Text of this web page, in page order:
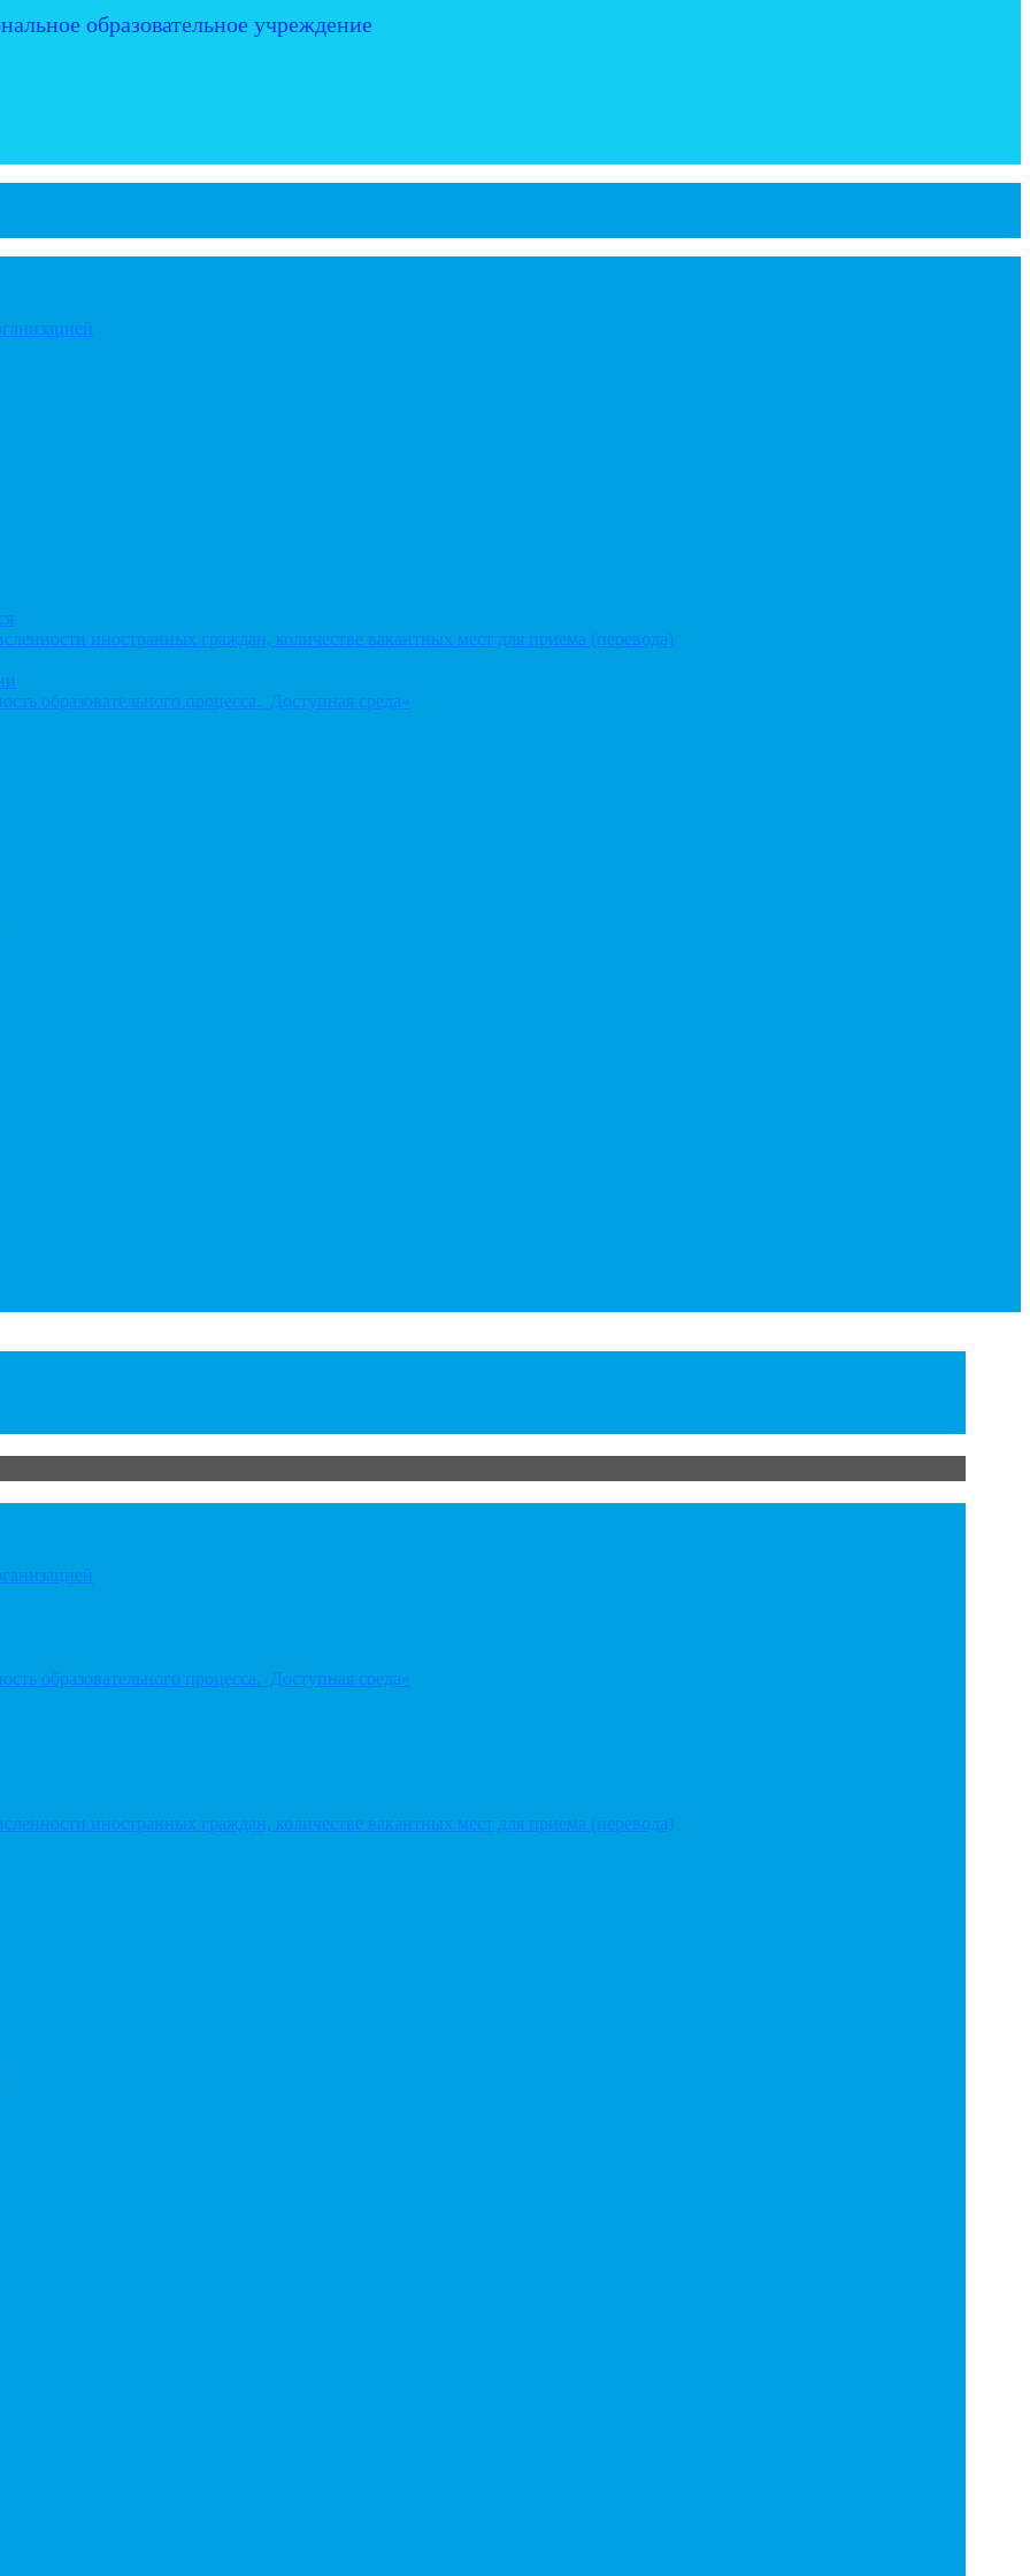
образовательное учреждение
иностранных граждан, количестве вакантных мест для приема (перевода)
образовательного процесса. Доступная среда»
образовательного процесса. Доступная среда»
иностранных граждан, количестве вакантных мест для приема (перевода)